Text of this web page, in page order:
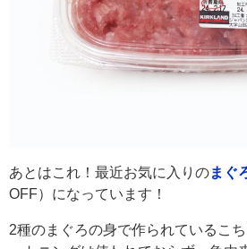
あとはこれ！最近お気に入りのまぐ
OFF）になっています！
2種のまぐろの身で作られているこ